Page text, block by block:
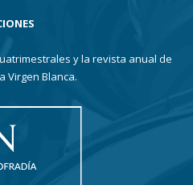
y la revista anual de
Virgen Blanca.